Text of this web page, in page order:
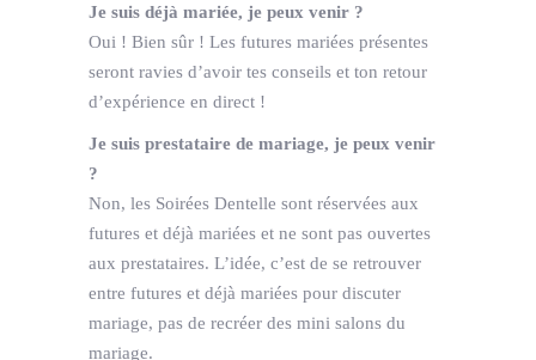
Je suis déjà mariée, je peux venir ?
Oui ! Bien sûr ! Les futures mariées présentes
seront ravies d’avoir tes conseils et ton retour
d’expérience en direct !
Je suis prestataire de mariage, je peux venir
?
Non, les Soirées Dentelle sont réservées aux
futures et déjà mariées et ne sont pas ouvertes
aux prestataires. L’idée, c’est de se retrouver
entre futures et déjà mariées pour discuter
mariage, pas de recréer des mini salons du
mariage.